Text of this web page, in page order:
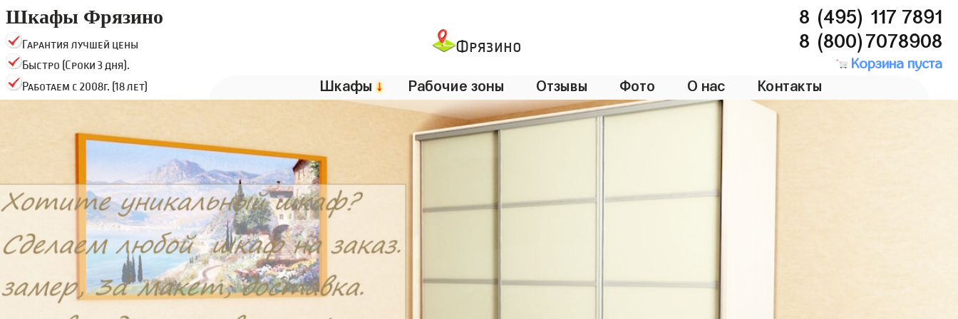
Шкафы Фрязино
Гарантия лучшей цены
Быстро (Сроки 3 дня).
Работаем с 2008г. (18 лет)
Фрязино
8 (495) 117 7891
8 (800)7078908
Корзина пуста
Шкафы↓ Рабочие зоны Отзывы Фото О нас Контакты